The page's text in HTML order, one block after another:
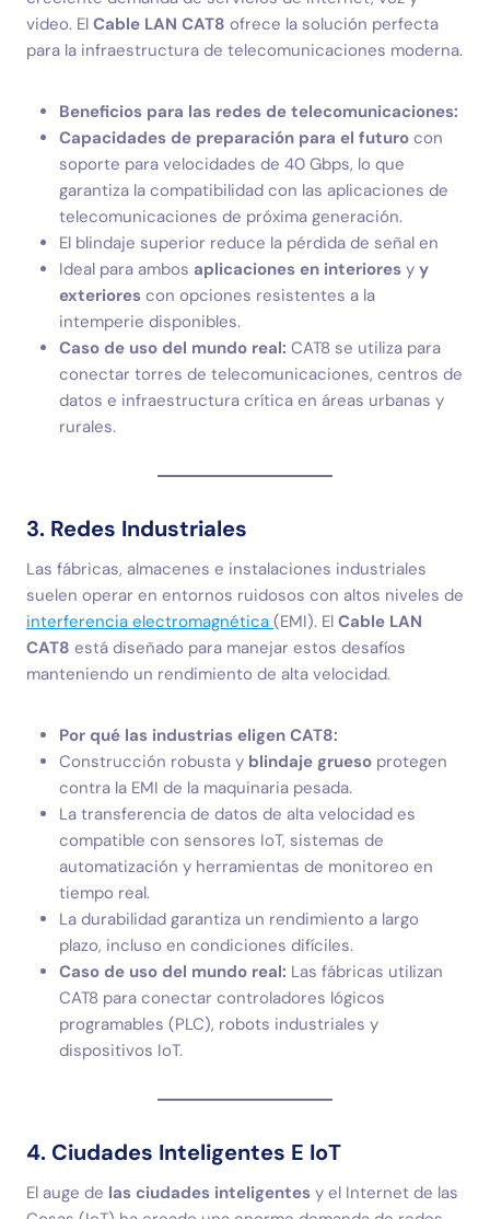
video. El Cable LAN CAT8 ofrece la solución perfecta
para la infraestructura de telecomunicaciones moderna.
Beneficios para las redes de telecomunicaciones:
Capacidades de preparación para el futuro con
soporte para velocidades de 40 Gbps, lo que
garantiza la compatibilidad con las aplicaciones de
telecomunicaciones de próxima generación.
El blindaje superior reduce la pérdida de señal en
Ideal para ambos aplicaciones en interiores y y
exteriores con opciones resistentes a la
intemperie disponibles.
Caso de uso del mundo real: CAT8 se utiliza para
conectar torres de telecomunicaciones, centros de
datos e infraestructura crítica en áreas urbanas y
rurales.
3. Redes Industriales
Las fábricas, almacenes e instalaciones industriales
suelen operar en entornos ruidosos con altos niveles de
interferencia electromagnética (EMI). El Cable LAN
CAT8 está diseñado para manejar estos desafíos
manteniendo un rendimiento de alta velocidad.
Por qué las industrias eligen CAT8:
Construcción robusta y blindaje grueso protegen
contra la EMI de la maquinaria pesada.
La transferencia de datos de alta velocidad es
compatible con sensores IoT, sistemas de
automatización y herramientas de monitoreo en
tiempo real.
La durabilidad garantiza un rendimiento a largo
plazo, incluso en condiciones difíciles.
Caso de uso del mundo real: Las fábricas utilizan
CAT8 para conectar controladores lógicos
programables (PLC), robots industriales y
dispositivos IoT.
4. Ciudades Inteligentes E IoT
El auge de las ciudades inteligentes y el Internet de las